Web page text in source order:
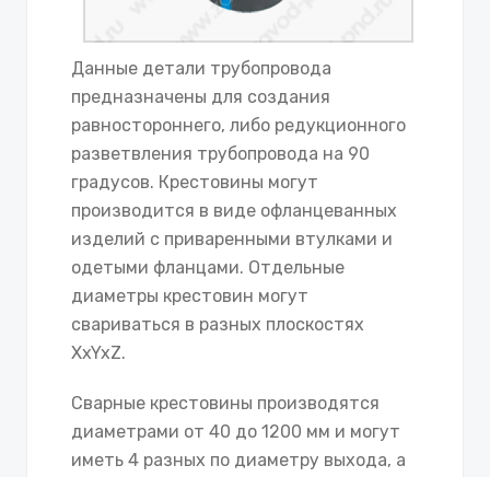
Данные детали трубопровода
предназначены для создания
равностороннего, либо редукционного
разветвления трубопровода на 90
градусов. Крестовины могут
производится в виде офланцеванных
изделий с приваренными втулками и
одетыми фланцами. Отдельные
диаметры крестовин могут
свариваться в разных плоскостях
XxYxZ.
Сварные крестовины производятся
диаметрами от 40 до 1200 мм и могут
иметь 4 разных по диаметру выхода, а